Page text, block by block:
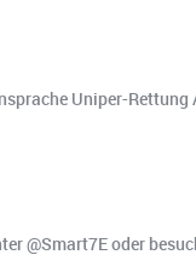
Uniper-
@Smart7E oder